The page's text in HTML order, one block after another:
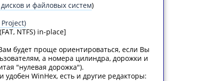
и файловых систем)
Project)
NTFS) in-place]
будет проще ориентироваться, если Вы
а номера цилиндра, дорожки и
"нулевая дорожка").
WinHex, есть и другие редакторы: